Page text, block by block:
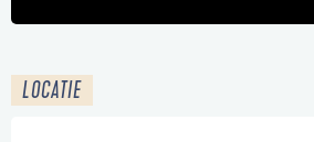
LOCATIE